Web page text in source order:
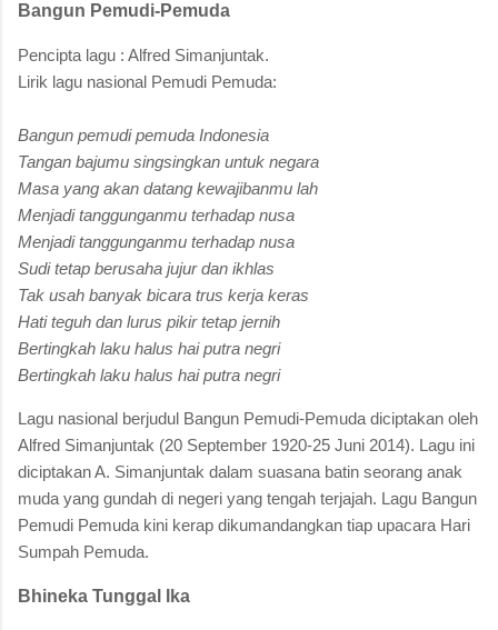
Bangun Pemudi-Pemuda
Pencipta lagu : Alfred Simanjuntak.
Lirik lagu nasional Pemudi Pemuda:
Bangun pemudi pemuda Indonesia
Tangan bajumu singsingkan untuk negara
Masa yang akan datang kewajibanmu lah
Menjadi tanggunganmu terhadap nusa
Menjadi tanggunganmu terhadap nusa
Sudi tetap berusaha jujur dan ikhlas
Tak usah banyak bicara trus kerja keras
Hati teguh dan lurus pikir tetap jernih
Bertingkah laku halus hai putra negri
Bertingkah laku halus hai putra negri
Lagu nasional berjudul Bangun Pemudi-Pemuda diciptakan oleh
Alfred Simanjuntak (20 September 1920-25 Juni 2014). Lagu ini
diciptakan A. Simanjuntak dalam suasana batin seorang anak
muda yang gundah di negeri yang tengah terjajah. Lagu Bangun
Pemudi Pemuda kini kerap dikumandangkan tiap upacara Hari
Sumpah Pemuda.
Bhineka Tunggal Ika